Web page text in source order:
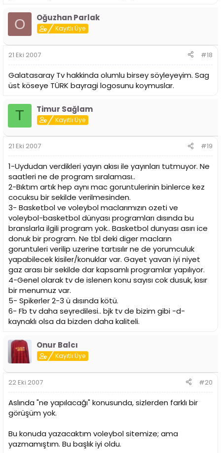
O Oğuzhan Parlak
Kayıtlı Üye
21 Eki 2007 #18
Galatasaray Tv hakkinda olumlu birsey söyleyeyim. Sag
üst köseye TÜRK bayragi logosunu koymuslar.
T Timur Sağlam
Kayıtlı Üye
21 Eki 2007 #19
1-Uydudan verdikleri yayın akısı ile yayınları tutmuyor. Ne
saatleri ne de program sıralaması..
2-Bıktım artık hep aynı mac goruntulerinin binlerce kez
cocuksu bir sekilde verilmesinden.
3- Basketbol ve voleybol maclarımızın ozeti ve
voleybol-basketbol dünyası programları dısında bu
branslarla ilgili program yok.. Basketbol dunyası asırı ice
donuk bir program. Ne tbl deki diger macların
goruntuleri verilip uzerine tartısılır ne de yorumculuk
yapabilecek kisiler/konuklar var. Gayet yavan iyi niyet
gaz arası bir sekilde dar kapsamlı programlar yapılıyor.
4-Genel olarak tv de islenen konu sayısı cok dusuk, kısır
bir menumuz var.
5- Spikerler 2-3 ü dısında kötü.
6- Fb tv daha seyredilesi.. bjk tv de bizim gibi -d-
kaynaklı olsa da bizden daha kaliteli.
Onur Balcı
Kayıtlı Üye
22 Eki 2007 #20
Aslında "ne yapılacağı" konusunda, sizlerden farklı bir
görüşüm yok.
Bu konuda yazacaktım voleybol sitemize; ama
yazmamıştım. Bu başlık iyi oldu.